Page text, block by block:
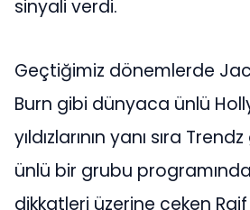
sinyali verdi.
Geçtiğimiz dönemlerde
Burn gibi dünyaca ünlü
yıldızlarının yanı sıra
ünlü bir grubu
dikkatleri üzerine çeken